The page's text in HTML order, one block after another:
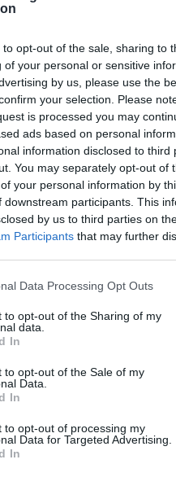
to opt-out of the sale, sharing to
of your personal or sensitive
by us, please use the
your selection. Please
is processed you may
ads based on personal
information disclosed to third
You may separately opt-out of
your personal information by
downstream participants. This
by us to third parties on
Participants that may further
Data Processing Opt Outs
to opt-out of the Sharing of my
data.
In
to opt-out of the Sale of my
Data.
In
to opt-out of processing my
Data for Targeted Advertising.
In
penningtvätt – sa sig
emot och skickade vidare pengar
08-02 KL. 06:00
uppfinning erövrar